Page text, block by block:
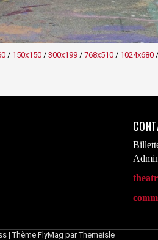
/ 150x150/ 300x199/ 768x510/ 1024x680/
|Thème FlyMag par Themeisle